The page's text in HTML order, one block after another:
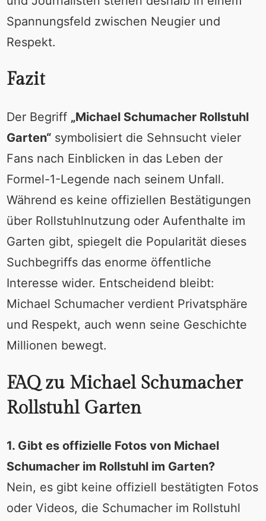
Spannungsfeld zwischen Neugier und
Respekt.
Fazit
Der Begriff „Michael Schumacher Rollstuhl
Garten“symbolisiert die Sehnsucht vieler
Fans nach Einblicken in das Leben der
Formel-1-Legende nach seinem Unfall.
Während es keine offiziellen Bestätigungen
über Rollstuhlnutzung oder Aufenthalte im
Garten gibt, spiegelt die Popularität dieses
Suchbegriffs das enorme öffentliche
Interesse wider. Entscheidend bleibt:
Michael Schumacher verdient Privatsphäre
und Respekt, auch wenn seine Geschichte
Millionen bewegt.
FAQ zu Michael Schumacher
Rollstuhl Garten
1. Gibt es offizielle Fotos von Michael
Schumacher im Rollstuhl im Garten?
Nein, es gibt keine offiziell bestätigten Fotos
oder Videos, die Schumacher im Rollstuhl